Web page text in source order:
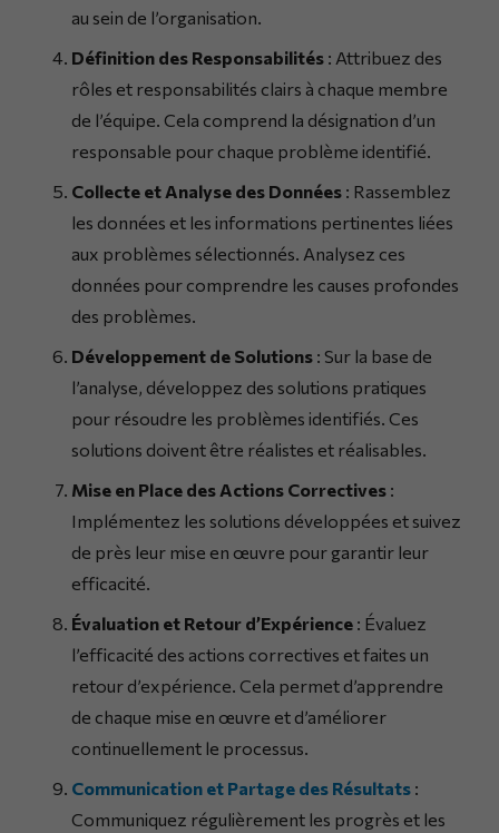
au sein de l’organisation.
Définition des Responsabilités : Attribuez des
rôles et responsabilités clairs à chaque membre
de l’équipe. Cela comprend la désignation d’un
responsable pour chaque problème identifié.
Collecte et Analyse des Données : Rassemblez
les données et les informations pertinentes liées
aux problèmes sélectionnés. Analysez ces
données pour comprendre les causes profondes
des problèmes.
Développement de Solutions : Sur la base de
l’analyse, développez des solutions pratiques
pour résoudre les problèmes identifiés. Ces
solutions doivent être réalistes et réalisables.
Mise en Place des Actions Correctives :
Implémentez les solutions développées et suivez
de près leur mise en œuvre pour garantir leur
efficacité.
Évaluation et Retour d’Expérience : Évaluez
l’efficacité des actions correctives et faites un
retour d’expérience. Cela permet d’apprendre
de chaque mise en œuvre et d’améliorer
continuellement le processus.
Communication et Partage des Résultats :
Communiquez régulièrement les progrès et les